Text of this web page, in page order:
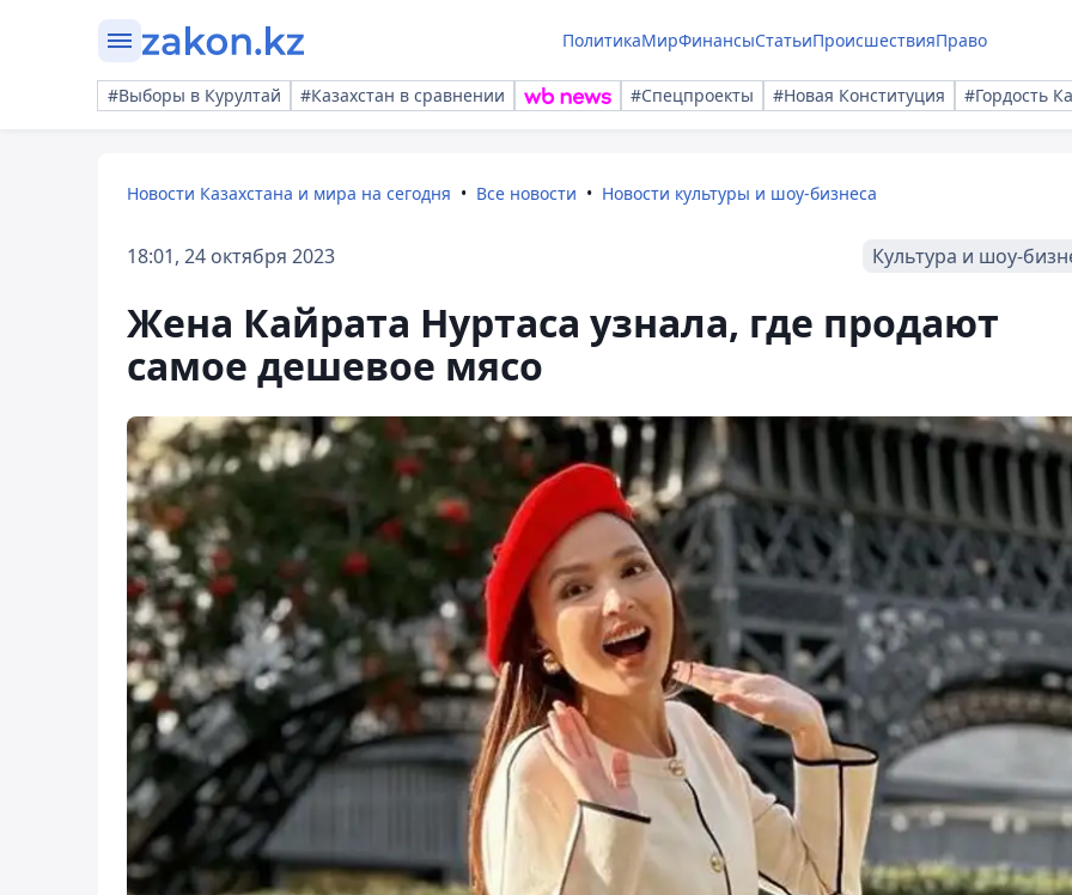
ПолитикаМирФинансыСтатьиПроисшествияПраво
#Выборы в Курултай #Казахстан в сравнении #Спецпроекты #Новая Конституция #Гордость
Новости Казахстана и мира на сегодня Все новости Новости культуры и шоу-бизнеса
18:01, 24 октября 2023 Культура и шоу-
Жена Кайрата Нуртаса узнала, где продают
самое дешевое мясо